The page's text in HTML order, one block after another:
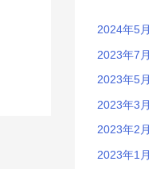
2024年5月
2023年7月
2023年5月
2023年3月
2023年2月
2023年1月